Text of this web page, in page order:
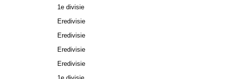
1e divisie
Eredivisie
Eredivisie
Eredivisie
Eredivisie